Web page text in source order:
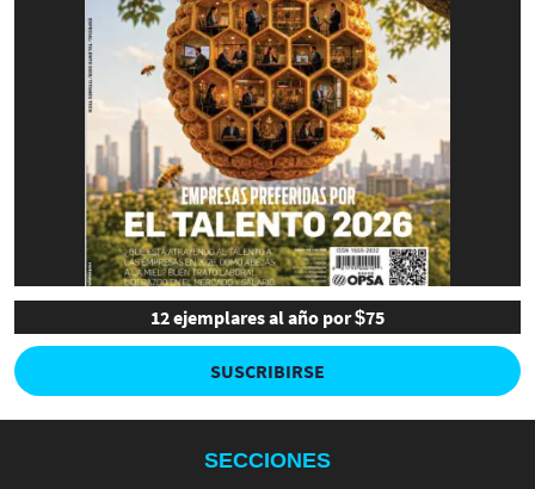
12 ejemplares al año por $75
SUSCRIBIRSE
SECCIONES